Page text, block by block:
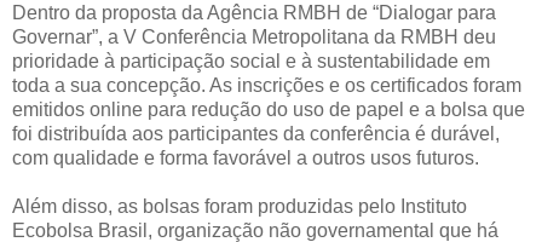
Dentro da proposta da Agência RMBH de “Dialogar para
Governar”, a V Conferência Metropolitana da RMBH deu
prioridade à participação social e à sustentabilidade em
toda a sua concepção. As inscrições e os certificados foram
emitidos online para redução do uso de papel e a bolsa que
foi distribuída aos participantes da conferência é durável,
com qualidade e forma favorável a outros usos futuros.
Além disso, as bolsas foram produzidas pelo Instituto
Ecobolsa Brasil, organização não governamental que há